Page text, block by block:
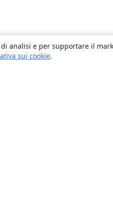
analisi e per supportare il
sui cookie.